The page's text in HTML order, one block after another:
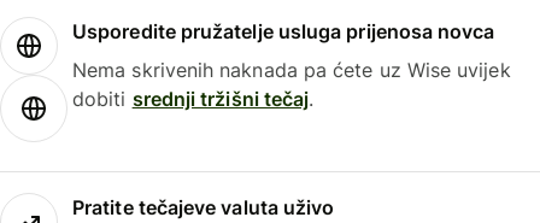
Usporedite pružatelje usluga prijenosa novca
Nema skrivenih naknada pa ćete uz Wise uvijek
dobiti srednji tržišni tečaj.
Pratite tečajeve valuta uživo